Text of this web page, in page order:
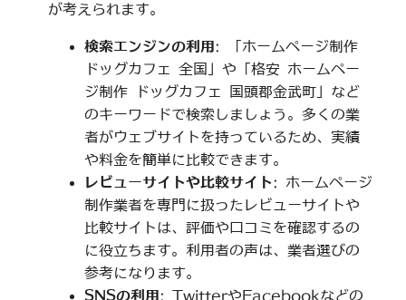
が考えられます。
検索エンジンの利用 : 「ホームページ制作
ドッグカフェ 全国」や「格安 ホームペー
ジ制作 ドッグカフェ 国頭郡金武町」など
のキーワードで検索しましょう。多くの業
者がウェブサイトを持っているため、実績
や料金を簡単に比較できます。
レビューサイトや比較サイト: ホームページ
制作業者を専門に扱ったレビューサイトや
比較サイトは、評価や口コミを確認するの
に役立ちます。利用者の声は、業者選びの
参考になります。
SNSの利用 : TwitterやFacebookなどの